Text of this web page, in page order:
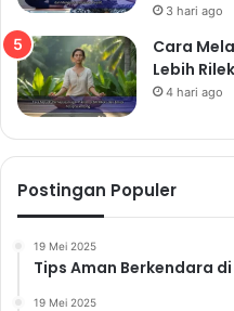
3 hari ago
Cara
Lebih
4 hari ago
Postingan Populer
19 Mei 2025
Tips Aman Berkendara
19 Mei 2025